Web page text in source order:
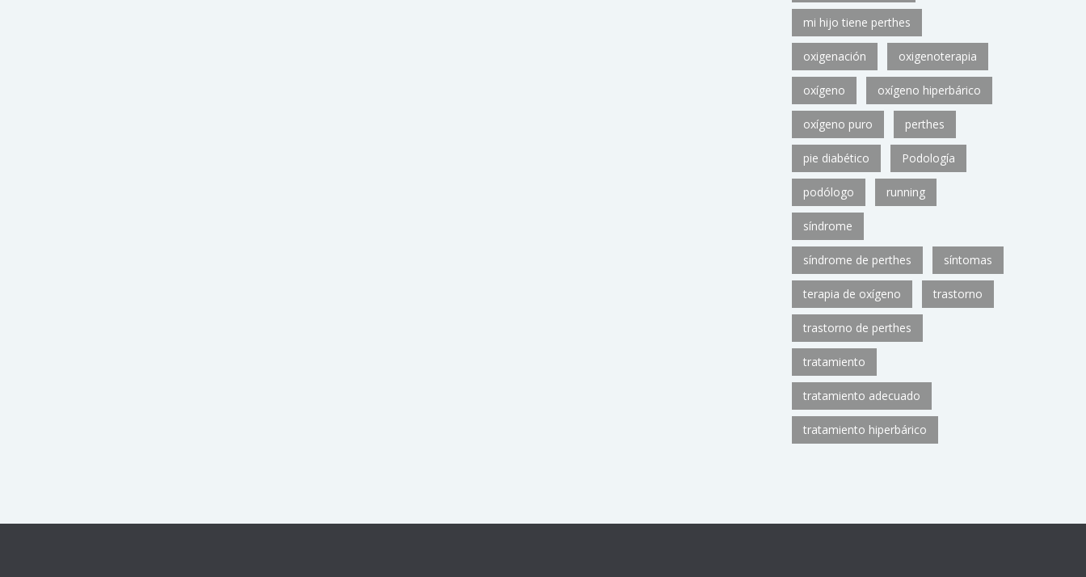
mi hijo tiene perthes
oxigenación oxigenoterapia
oxígeno oxígeno hiperbárico
oxígeno puro perthes
pie diabético Podología
podólogo running
síndrome
síndrome de perthes síntomas
terapia de oxígeno trastorno
trastorno de perthes
tratamiento
tratamiento adecuado
tratamiento hiperbárico